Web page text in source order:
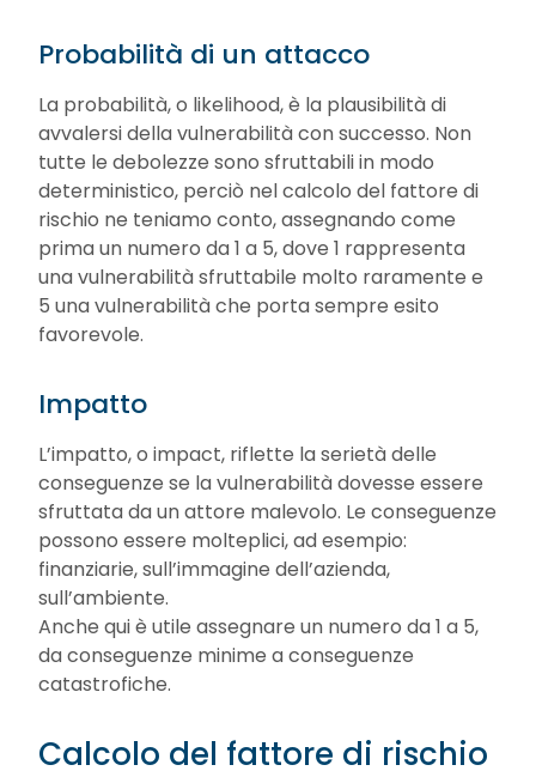
Probabilità di un attacco
La probabilità, o likelihood, è la plausibilità di
avvalersi della vulnerabilità con successo. Non
tutte le debolezze sono sfruttabili in modo
deterministico, perciò nel calcolo del fattore di
rischio ne teniamo conto, assegnando come
prima un numero da 1 a 5, dove 1 rappresenta
una vulnerabilità sfruttabile molto raramente e
5 una vulnerabilità che porta sempre esito
favorevole.
Impatto
L’impatto, o impact, riflette la serietà delle
conseguenze se la vulnerabilità dovesse essere
sfruttata da un attore malevolo. Le conseguenze
possono essere molteplici, ad esempio:
finanziarie, sull’immagine dell’azienda,
sull’ambiente.
Anche qui è utile assegnare un numero da 1 a 5,
da conseguenze minime a conseguenze
catastrofiche.
Calcolo del fattore di rischio